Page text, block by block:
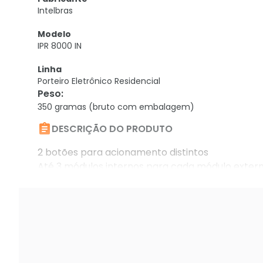
Intelbras
Modelo
IPR 8000 IN
Linha
Porteiro Eletrônico Residencial
Peso:
350 gramas (bruto com embalagem)
DESCRIÇÃO DO PRODUTO
2 botões para acionamento distintos
Até 3 módulos internos para cada módulo externo